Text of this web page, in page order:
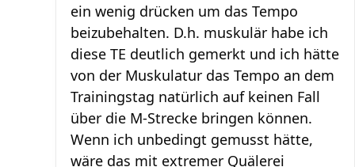
ein wenig drücken um das Tempo
beizubehalten. D.h. muskulär habe ich
diese TE deutlich gemerkt und ich hätte
von der Muskulatur das Tempo an dem
Trainingstag natürlich auf keinen Fall
über die M-Strecke bringen können.
Wenn ich unbedingt gemusst hätte,
wäre das mit extremer Quälerei